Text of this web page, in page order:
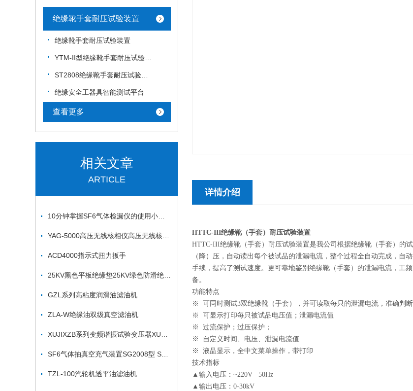
绝缘靴手套耐压试验装置
绝缘靴手套耐压试验装置
绝缘安全工器具智能测试平台
查看更多
相关文章
ARTICLE
ACD4000指示式扭力扳手
GZL系列高粘度润滑油滤油机
ZLA-W绝缘油双级真空滤油机
TZL-100汽轮机透平油滤油机
详情介绍
HTTC-III绝缘靴（手套）耐压试验装置
HTTC-III绝缘靴（手套）耐压试验装置是我公司根据绝缘靴（手套）的
（降）压，自动读出每个被试品的泄漏电流，整个过程全自动完成，
手续，提高了测试速度。更可靠地鉴别绝缘靴（手套）的泄漏电流，工
备。
功能特点
※ 可同时测试3双绝缘靴（手套），并可读取每只的泄漏电流，准确判断
※ 可显示打印每只被试品电压值；泄漏电流值
※ 过流保护；过压保护；
※ 自定义时间、电压、泄漏电流值
※ 液晶显示，全中文菜单操作，带打印
技术指标
▲输入电压：~220V 50Hz
▲输出电压：0-30kV